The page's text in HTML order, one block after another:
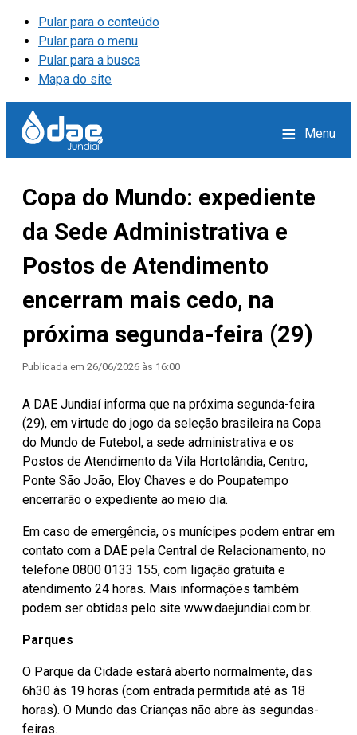
Pular para o conteúdo
Pular para o menu
Pular para a busca
Mapa do site
≡ Menu
Copa do Mundo: expediente
da Sede Administrativa e
Postos de Atendimento
encerram mais cedo, na
próxima segunda-feira (29)
Publicada em 26/06/2026 às 16:00
A DAE Jundiaí informa que na próxima segunda-feira
(29), em virtude do jogo da seleção brasileira na Copa
do Mundo de Futebol, a sede administrativa e os
Postos de Atendimento da Vila Hortolândia, Centro,
Ponte São João, Eloy Chaves e do Poupatempo
encerrarão o expediente ao meio dia.
Em caso de emergência, os munícipes podem entrar em
contato com a DAE pela Central de Relacionamento, no
telefone 0800 0133 155, com ligação gratuita e
atendimento 24 horas. Mais informações também
podem ser obtidas pelo site www.daejundiai.com.br.
Parques
O Parque da Cidade estará aberto normalmente, das
6h30 às 19 horas (com entrada permitida até as 18
horas). O Mundo das Crianças não abre às segundas-
feiras.